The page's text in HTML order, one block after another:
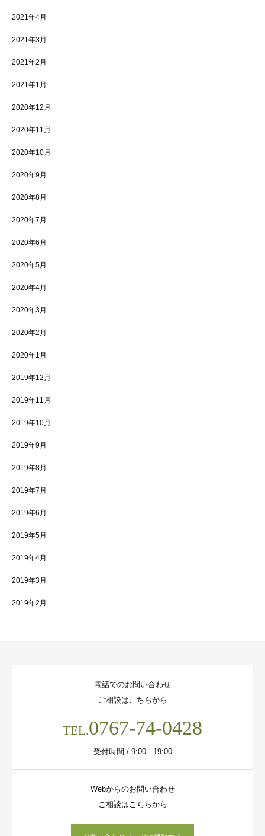
2021年4月
2021年3月
2021年2月
2021年1月
2020年12月
2020年11月
2020年10月
2020年9月
2020年8月
2020年7月
2020年6月
2020年5月
2020年4月
2020年3月
2020年2月
2020年1月
2019年12月
2019年11月
2019年10月
2019年9月
2019年8月
2019年7月
2019年6月
2019年5月
2019年4月
2019年3月
2019年2月
電話でのお問い合わせ
ご相談はこちらから
TEL.0767-74-0428
受付時間 / 9:00 - 19:00
Webからのお問い合わせ
ご相談はこちらから